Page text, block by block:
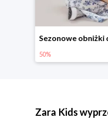
20%
Zara Kids